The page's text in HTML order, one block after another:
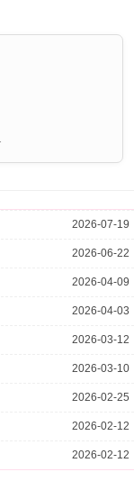
2026-07-19
2026-06-22
2026-04-09
2026-04-03
2026-03-12
2026-03-10
2026-02-25
2026-02-12
2026-02-12